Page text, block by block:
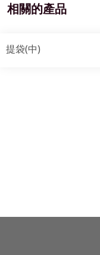
相關的產品
提袋(中)